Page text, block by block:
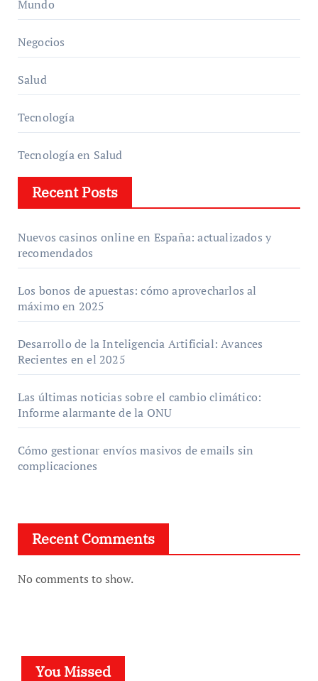
Mundo
Negocios
Salud
Tecnología
Tecnología en Salud
Recent Posts
Nuevos casinos online en España: actualizados y
recomendados
Los bonos de apuestas: cómo aprovecharlos al
máximo en 2025
Desarrollo de la Inteligencia Artificial: Avances
Recientes en el 2025
Las últimas noticias sobre el cambio climático:
Informe alarmante de la ONU
Cómo gestionar envíos masivos de emails sin
complicaciones
Recent Comments
No comments to show.
You Missed